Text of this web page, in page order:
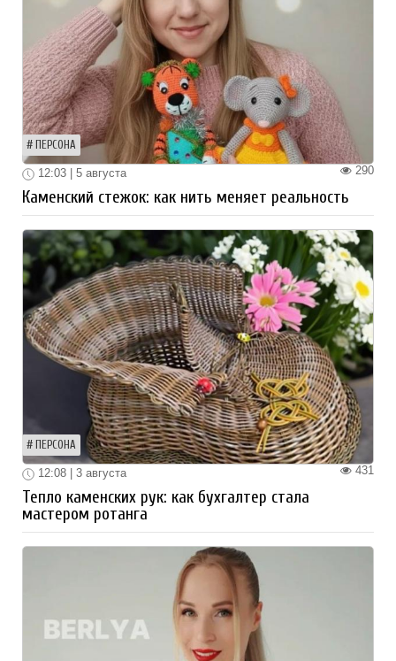
ПЕРСОНА
290
12:03 | 5 августа
Каменский стежок: как нить меняет реальность
ПЕРСОНА
431
12:08 | 3 августа
Тепло каменских рук: как бухгалтер стала
мастером ротанга